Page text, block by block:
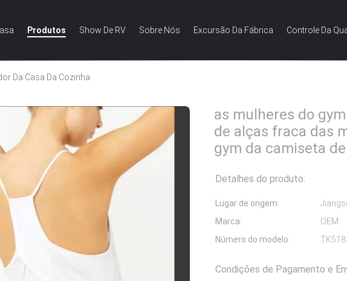
Produtos Show De RV Sobre Nós Excursão Da Fábrica Controle Da
Da Casa Da Cozinha
as mulheres do
de alças fraca das
gym da camiseta
Detalhes do produto:
Lugar de origem:
Marca:
OEM
Número do modelo:
TK518
Condições de Pagamento e